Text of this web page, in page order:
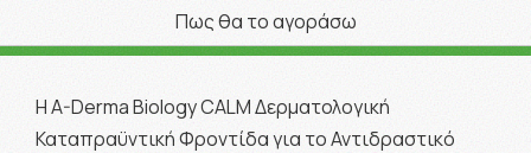
Πως θα το αγοράσω
Η A-Derma Biology CALM Δερματολογική
Καταπραϋντική Φροντίδα για το Αντιδραστικό